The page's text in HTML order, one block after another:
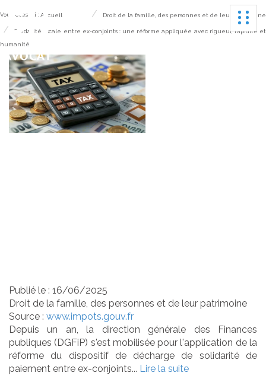
Vous êtes ici :Accueil Droit de la famille, des personnes et de leur patrimoine
Solidarité fiscale entre ex-conjoints : une réforme appliquée avec rigueur, rapidité et
humanité
Publié le : 16/06/2025
Droit de la famille, des personnes et de leur patrimoine
Source : www.impots.gouv.fr
Depuis un an, la direction générale des Finances
publiques (DGFiP) s'est mobilisée pour l'application de la
réforme du dispositif de décharge de solidarité de
paiement entre ex-conjoints... Lire la suite